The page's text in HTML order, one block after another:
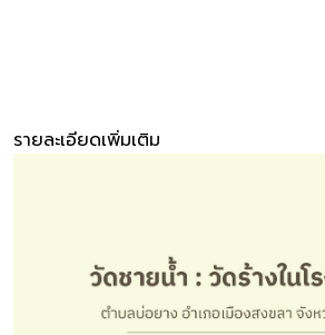
รายละเอียดเพิ่มเติม